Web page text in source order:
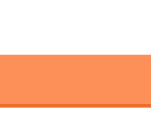
下の対応が必要で